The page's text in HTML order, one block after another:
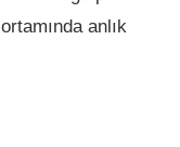
anlık